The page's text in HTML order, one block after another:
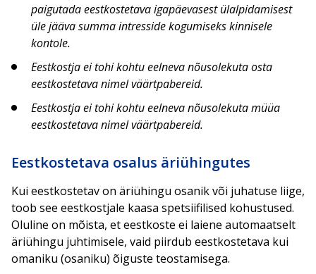
paigutada eestkostetava igapäevasest ülalpidamisest
üle jääva summa intresside kogumiseks kinnisele
kontole.
Eestkostja ei tohi kohtu eelneva nõusolekuta osta
eestkostetava nimel väärtpabereid.
Eestkostja ei tohi kohtu eelneva nõusolekuta müüa
eestkostetava nimel väärtpabereid.
Eestkostetava osalus äriühingutes
Kui eestkostetav on äriühingu osanik või juhatuse liige,
toob see eestkostjale kaasa spetsiifilised kohustused.
Oluline on mõista, et eestkoste ei laiene automaatselt
äriühingu juhtimisele, vaid piirdub eestkostetava kui
omaniku (osaniku) õiguste teostamisega.